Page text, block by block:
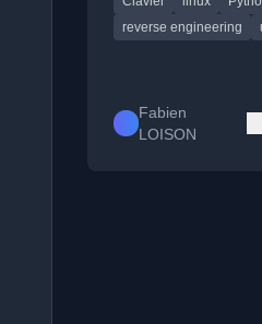
reverse engineering
Fabien
LOISON